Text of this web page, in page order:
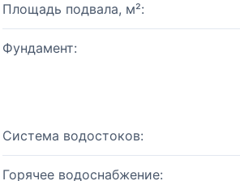
Площадь подвала, м²:
Фундамент:
Система водостоков:
Горячее водоснабжение: